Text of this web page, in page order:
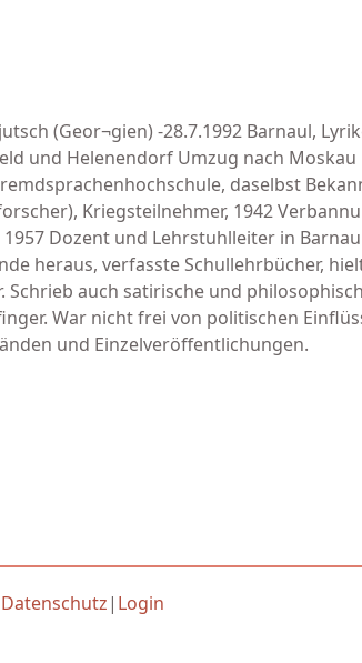
(Geor¬gien) -28.7.1992 Barnaul,
und Helenendorf Umzug nach
daselbst
Kriegsteilnehmer, 1942
Dozent und Lehrstuhlleiter in
heraus, verfasste Schullehrbücher,
Schrieb auch satirische und
War nicht frei von politischen
und Einzelveröffentlichungen.
Datenschutz| Login